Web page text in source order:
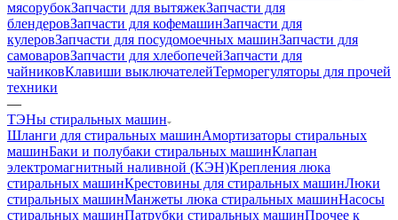
мясорубокЗапчасти для вытяжекЗапчасти для
блендеровЗапчасти для кофемашинЗапчасти для
кулеровЗапчасти для посудомоечных машинЗапчасти для
самоваровЗапчасти для хлебопечейЗапчасти для
чайниковКлавиши выключателейТерморегуляторы для прочей
техники
—
ТЭНы стиральных машин
Шланги для стиральных машинАмортизаторы стиральных
машинБаки и полубаки стиральных машинКлапан
электромагнитный наливной (КЭН)Крепления люка
стиральных машинКрестовины для стиральных машинЛюки
стиральных машинМанжеты люка стиральных машинНасосы
стиральных машинПатрубки стиральных машинПрочее к